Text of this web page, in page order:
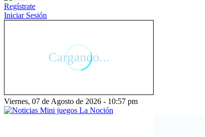
Regístrate
Iniciar Sesión
Viernes, 07 de Agosto de 2026 - 10:57 pm